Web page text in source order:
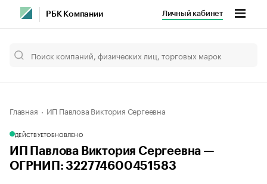
РБК Компании Личный кабинет
Главная ИП Павлова Виктория Сергеевна
ДЕЙСТВУЕТОБНОВЛЕНО
ИП Павлова Виктория Сергеевна —
ОГРНИП: 322774600451583